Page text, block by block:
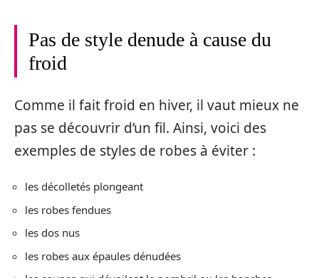
Pas de style denude à cause du
froid
Comme il fait froid en hiver, il vaut mieux ne
pas se découvrir d’un fil. Ainsi, voici des
exemples de styles de robes à éviter :
les décolletés plongeant
les robes fendues
les dos nus
les robes aux épaules dénudées